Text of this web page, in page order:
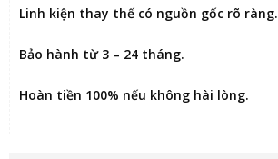
Linh kiện thay thế có nguồn gốc rõ ràng.
Bảo hành từ 3 – 24 tháng.
Hoàn tiền 100% nếu không hài lòng.